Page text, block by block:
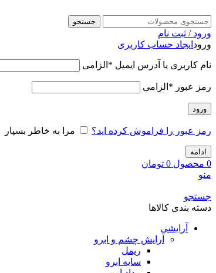
جستجو
ورود / ثبت نام
ورود ایجاد حساب کاربری
نام کاربری یا آدرس ایمیل * الزامی
رمز عبور * الزامی
ورود
رمز عبور را فراموش کرده اید؟ مرا به خاطر بسپار
ادامه
0 محصول 0 تومان
منو
جستجو
دسته بندی کالاها
آرایشی
آرایش چشم و ابرو
ریمل
سایه ابرو